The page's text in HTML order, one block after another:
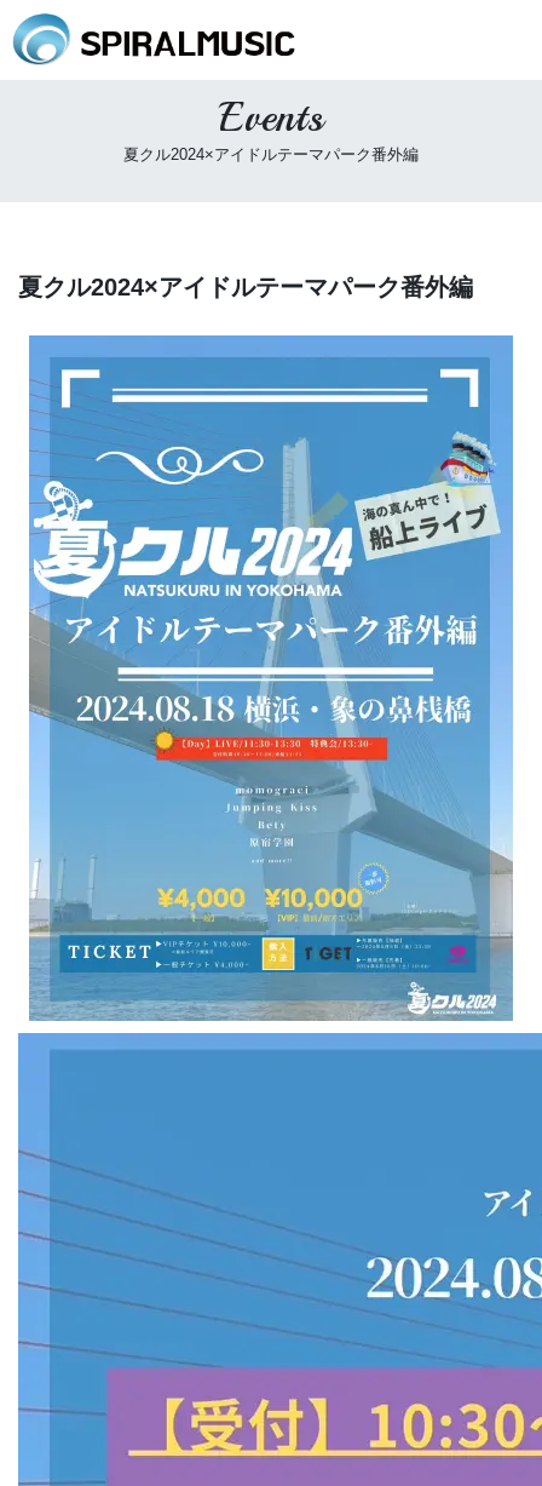
Events
夏クル2024×アイドルテーマパーク番外編
夏クル2024×アイドルテーマパーク番外編